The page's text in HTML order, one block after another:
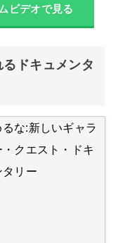
ビデオで見る
ドキュメンタ